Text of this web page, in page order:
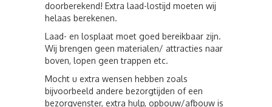
doorberekend! Extra laad-lostijd moeten wij
helaas berekenen.
Laad- en losplaat moet goed bereikbaar zijn.
Wij brengen geen materialen/ attracties naar
boven, lopen geen trappen etc.
Mocht u extra wensen hebben zoals
bijvoorbeeld andere bezorgtijden of een
bezorgvenster, extra hulp, opbouw/afbouw is